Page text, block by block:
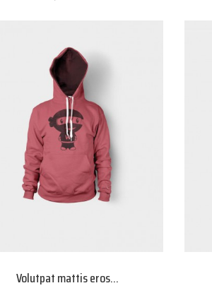
Volutpat mattis eros...